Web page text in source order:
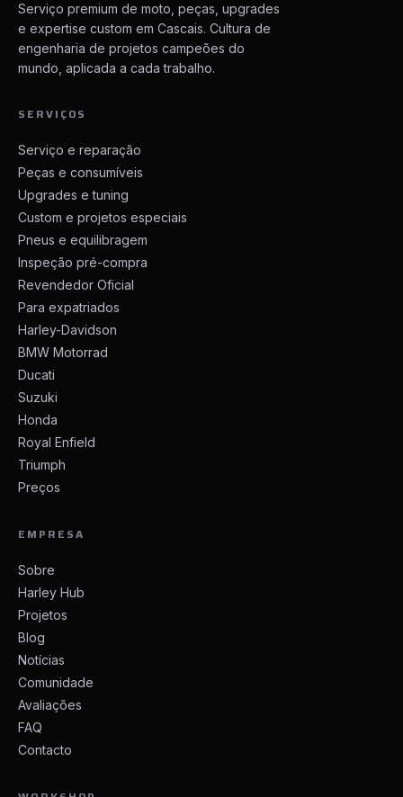
Serviço premium de moto, peças, upgrades
e expertise custom em Cascais. Cultura de
engenharia de projetos campeões do
mundo, aplicada a cada trabalho.
SERVIÇOS
Serviço e reparação
Peças e consumíveis
Upgrades e tuning
Custom e projetos especiais
Pneus e equilibragem
Inspeção pré-compra
Revendedor Oficial
Para expatriados
Harley-Davidson
BMW Motorrad
Ducati
Suzuki
Honda
Royal Enfield
Triumph
Preços
EMPRESA
Sobre
Harley Hub
Projetos
Blog
Notícias
Comunidade
Avaliações
FAQ
Contacto